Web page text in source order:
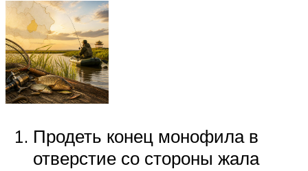
Продеть конец монофила в
отверстие со стороны жала